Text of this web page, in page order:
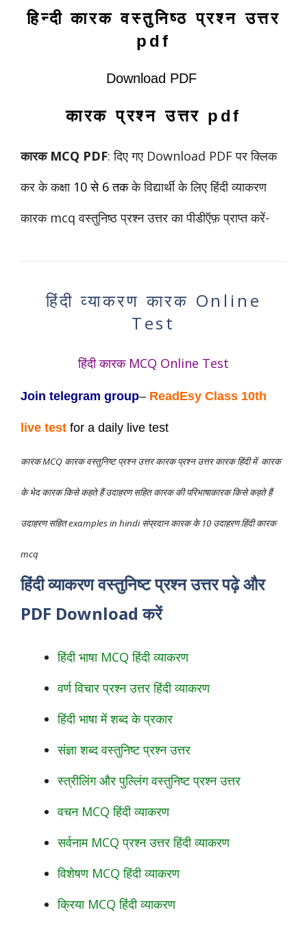
हिन्दी कारक वस्तुनिष्ठ प्रश्न उत्तर
pdf
Download PDF
कारक प्रश्न उत्तर pdf
कारक MCQ PDF: दिए गए Download PDF पर क्लिक
कर के कक्षा 10 से 6 तकके विद्यार्थी के लिए हिंदी व्याकरण
कारक mcq वस्तुनिष्ठ प्रश्न उत्तर का पीडीऍफ़ प्राप्त करें-
हिंदी व्याकरण कारक Online
Test
हिंदी कारक MCQ Online Test
Join telegram group– ReadEsy Class 10th
live test for a daily live test
कारक MCQ कारक वस्तुनिष्ट प्रश्न उत्तर कारक प्रश्न उत्तर कारक हिंदी में कारक
के भेद कारक किसे कहते हैं उदाहरण सहित कारक की परिभाषाकारक किसे कहते हैं
उदाहरण सहित examples in hindi संप्रदान कारक के 10 उदाहरण हिंदी कारक
mcq
हिंदी व्याकरण वस्तुनिष्ट प्रश्न उत्तर पढ़े और
PDF Download करें
हिंदी भाषा MCQ हिंदी व्याकरण
वर्ण विचार प्रश्न उत्तर हिंदी व्याकरण
हिंदी भाषा में शब्द के प्रकार
संज्ञा शब्द वस्तुनिष्ट प्रश्न उत्तर
स्त्रीलिंग और पुल्लिंग वस्तुनिष्ट प्रश्न उत्तर
वचन MCQ हिंदी व्याकरण
सर्वनाम MCQ प्रश्न उत्तर हिंदी व्याकरण
विशेषण MCQ हिंदी व्याकरण
क्रिया MCQ हिंदी व्याकरण